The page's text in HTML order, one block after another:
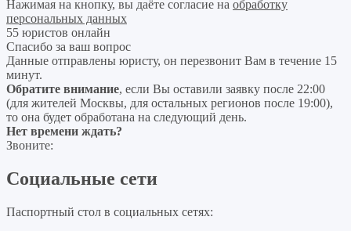
Нажимая на кнопку, вы даёте согласие на обработку
персональных данных
55 юристов онлайн
Спасибо за ваш вопрос
Данные отправлены юристу, он перезвонит Вам в течение 15
минут.
Обратите внимание, если Вы оставили заявку после 22:00
(для жителей Москвы, для остальных регионов после 19:00),
то она будет обработана на следующий день.
Нет времени ждать?
Звоните:
Социальные сети
Паспортный стол в социальных сетях: